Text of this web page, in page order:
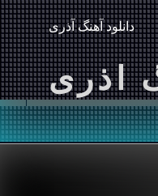
دانلود آهنگ آذری
اذری